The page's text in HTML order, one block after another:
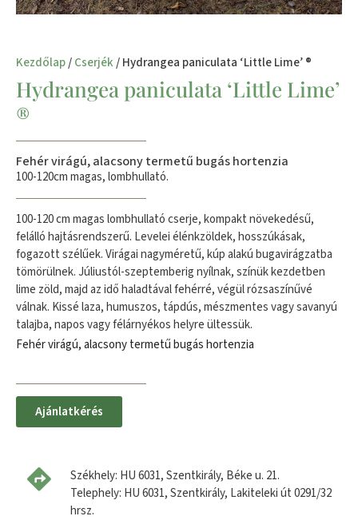
Kezdőlap/Cserjék/ Hydrangea paniculata ‘Little Lime’ ®
Hydrangea paniculata ‘Little Lime’
®
Fehér virágú, alacsony termetű bugás hortenzia
100-120cm magas, lombhullató.
100-120 cm magas lombhullató cserje, kompakt növekedésű,
felálló hajtásrendszerű. Levelei élénkzöldek, hosszúkásak,
fogazott szélűek. Virágai nagyméretű, kúp alakú bugavirágzatba
tömörülnek. Júliustól-szeptemberig nyílnak, színük kezdetben
lime zöld, majd az idő haladtával fehérré, végül rózsaszínűvé
válnak. Kissé laza, humuszos, tápdús, mészmentes vagy savanyú
talajba, napos vagy félárnyékos helyre ültessük.
Fehér virágú, alacsony termetű bugás hortenzia
Ajánlatkérés
Székhely: HU 6031, Szentkirály, Béke u. 21.
Telephely: HU 6031, Szentkirály, Lakiteleki út 0291/32
hrsz.